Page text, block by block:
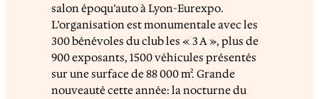
salon époqu’auto à Lyon-Eurexpo.
L’organisation est monumentale avec les
300 bénévoles du club les « 3 A », plus de
900 exposants, 1500 véhicules présentés
sur une surface de 88 000 m². Grande
nouveauté cette année: la nocturne du